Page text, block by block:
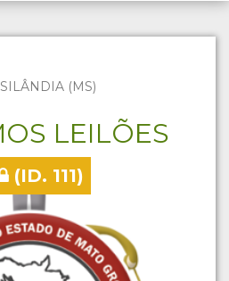
(MS)
LEILÕES
(ID. 111)